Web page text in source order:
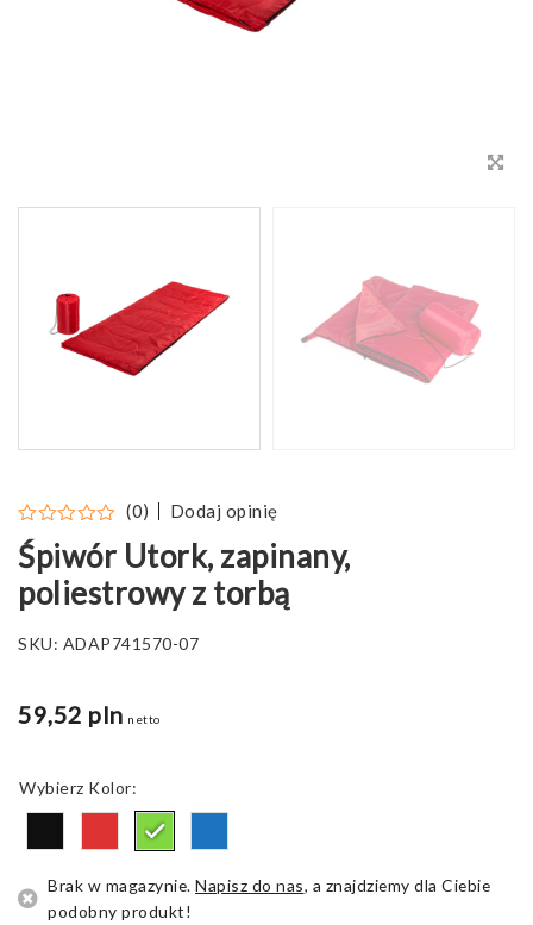
(0) Dodaj opinię
Śpiwór Utork, zapinany,
poliestrowy z torbą
SKU: ADAP741570-07
59,52 pln netto
Kolor
Brak w magazynie. Napisz do nas, a znajdziemy dla Ciebie
podobny produkt!